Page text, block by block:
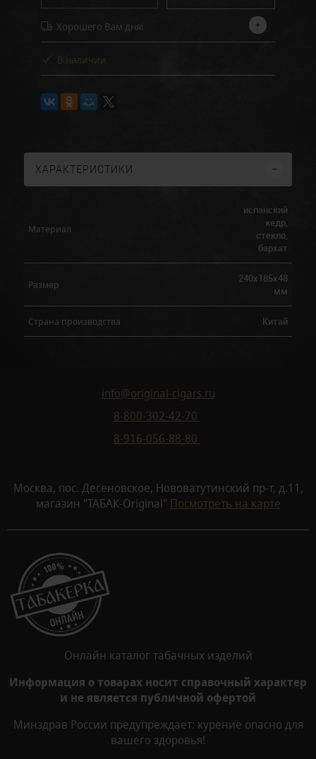
Хорошего Вам дня!
В наличии
ХАРАКТЕРИСТИКИ
Материал
испанский
кедр,
стекло,
бархат
Размер
240x185x48
мм
Страна производства Китай
info@original-cigars.ru
8-800-302-42-70
8-916-056-88-80
Москва, пос. Десеновское, Нововатутинский пр-т, д.11,
магазин "ТАБАК-Original" Посмотреть на карте
Онлайн каталог табачных изделий
Информация о товарах носит справочный характер
и не является публичной офертой
Минздрав России предупреждает: курение опасно для
вашего здоровья!